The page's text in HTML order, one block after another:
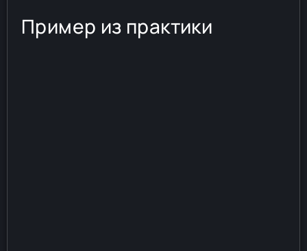
Пример из практики